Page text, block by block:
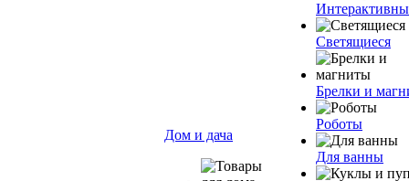
Дом и дача
Светящиеся
Брелки и
Роботы
Для ванны